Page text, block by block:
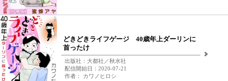
どきどきライフゲージ 40歳年上ダーリンに
首ったけ
出版社：大都社／秋水社
配信開始日：2020-07-21
作者： カワノヒロシ